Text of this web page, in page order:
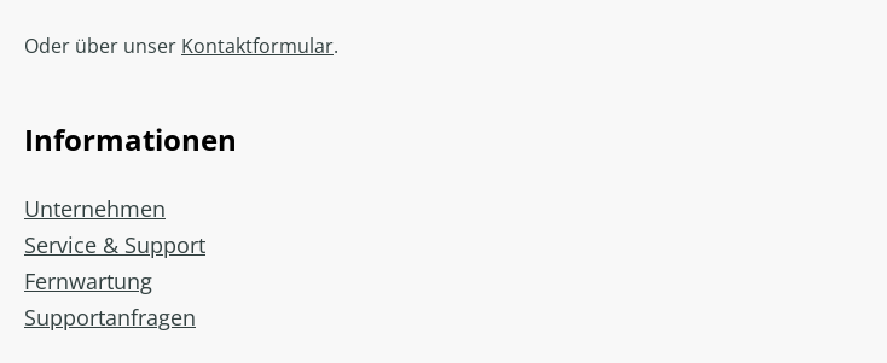
Oder über unser Kontaktformular.
Informationen
Unternehmen
Service & Support
Fernwartung
Supportanfragen